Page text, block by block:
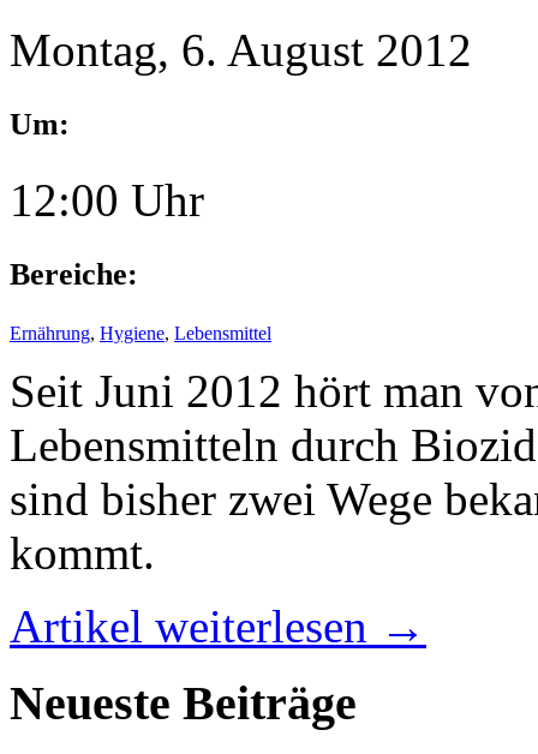
Montag, 6. August 2012
Um:
12:00 Uhr
Bereiche:
Ernährung, Hygiene, Lebensmittel
Seit Juni 2012 hört man
Lebensmitteln durch
sind bisher zwei Wege
kommt.
Artikel weiterlesen →
Neueste Beiträge